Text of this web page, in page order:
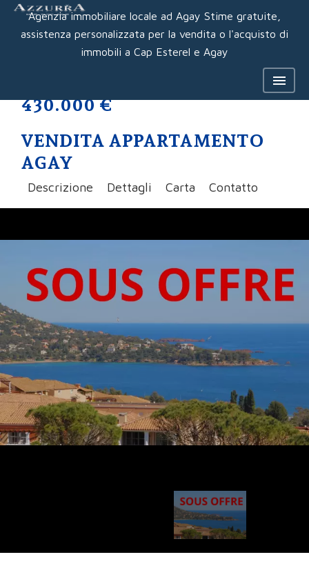
Agenzia immobiliare locale ad Agay Stime gratuite,
assistenza personalizzata per la vendita o l'acquisto di
immobili a Cap Esterel e Agay
VENDITA APPARTAMENTO
AGAY
430.000 €
Descrizione Dettagli Carta Contatto